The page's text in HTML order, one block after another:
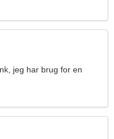
jeg har brug for en